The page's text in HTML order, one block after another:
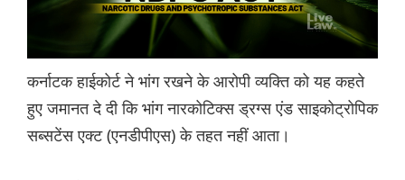
कर्नाटक हाईकोर्ट ने भांग रखने के आरोपी व्यक्ति को यह कहते
हुए जमानत दे दी कि भांग नारकोटिक्स ड्रग्स एंड साइकोट्रोपिक
सब्सटेंस एक्ट (एनडीपीएस) के तहत नहीं आता।